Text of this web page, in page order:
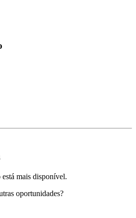
mais disponível.
oportunidades?